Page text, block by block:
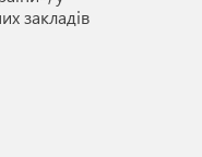
закладів